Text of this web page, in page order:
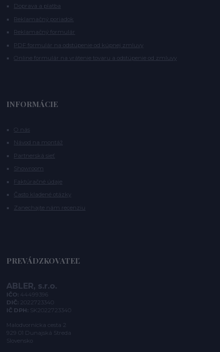
Doprava a platba
Reklamačný poriadok
Reklamačný formulár
PDF formulár na odstúpenie od kúpnej zmluvy
Online formulár na vrátenie tovaru a odstúpenie od zmluvy
INFORMÁCIE
O nás
Návod na montáž
Partnerská sieť
Showroom
Faktúračné údaje
Často kladené otázky
Zanechajte nám recenziu
PREVÁDZKOVATEĽ
ABLER, s.r.o.
IČO: 44499396
DIČ: 2022723340
IČ DPH: SK2022723340
Malodvornícka cesta 2
929 01 Dunajská Streda
Slovensko